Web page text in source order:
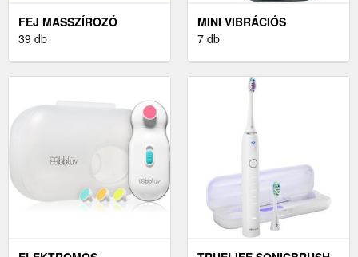
FEJ MASSZÍROZÓ
39 db
MINI VIBRÁCIÓS
MASSZÍROZÓ
7 db